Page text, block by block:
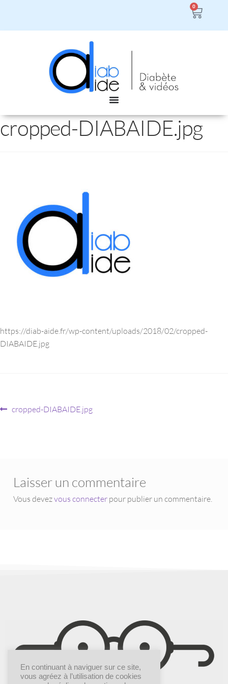
0
cropped-DIABAIDE.jpg
https://diab-aide.fr/wp-content/uploads/2018/02/cropped-
DIABAIDE.jpg
cropped-DIABAIDE.jpg
Laisser un commentaire
Vous devezvous connecterpour publier un commentaire.
En continuant à naviguer sur ce site,
vous agréez à l’utilisation de cookies